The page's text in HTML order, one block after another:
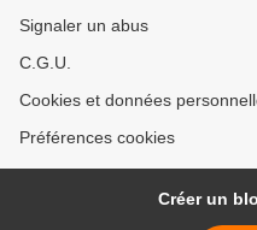
Signaler un abus
C.G.U.
Cookies et données
Préférences cookies
Créer un